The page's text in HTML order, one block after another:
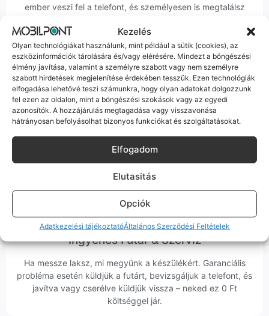
Kezelés
Olyan technológiákat használunk, mint például a sütik (cookies), az
eszközinformációk tárolására és/vagy elérésére. Mindezt a böngészési
élmény javítása, valamint a személyre szabott vagy nem személyre
szabott hirdetések megjelenítése érdekében tesszük. Ezen technológiák
elfogadása lehetővé teszi számunkra, hogy olyan adatokat dolgozzunk
fel ezen az oldalon, mint a böngészési szokások vagy az egyedi
azonosítók. A hozzájárulás megtagadása vagy visszavonása
hátrányosan befolyásolhat bizonyos funkciókat és szolgáltatásokat.
Elfogadom
Elutasitás
Opciók
Adatkezelési tájékoztatóÁltalános Szerződési Feltételek
ember veszi fel a telefont, és személyesen is megtalálsz
Korrekt Ügyintézés
Hibázni emberi dolog, de a felelősségvállalás nálunk alap.
Ha ritkán előfordul egy hiba, nem kifogásokat keresünk,
hanem megoldást. Szakértő kollégáink azonnal kézbe
Ingyenes Futár & Szerviz
Ha messze laksz, mi megyünk a készülékért. Garanciális
probléma esetén küldjük a futárt, bevizsgáljuk a telefont, és
javítva vagy cserélve küldjük vissza – neked ez 0 Ft
költséggel jár.